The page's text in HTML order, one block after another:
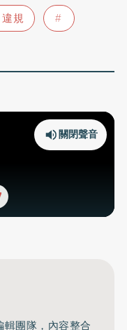
違規
關閉聲音
輯團隊，內容整合